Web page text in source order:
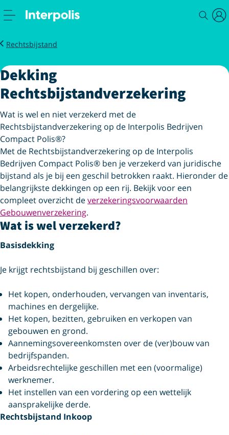
Zakelijk
Verzekeren
BedrijvenCompactPolis
Rechtsbijstand
Dekking
Dekking
Rechtsbijstandverzekering
Wat is wel en niet verzekerd met de
Rechtsbijstandverzekering op de Interpolis Bedrijven
Compact Polis®?
Met de Rechtsbijstandverzekering op de Interpolis
Bedrijven Compact Polis® ben je verzekerd van juridische
bijstand als je bij een geschil betrokken raakt. Hieronder de
belangrijkste dekkingen op een rij. Bekijk voor een
compleet overzicht deverzekeringsvoorwaarden
Gebouwenverzekering.
Wat is wel verzekerd?
Basisdekking
Je krijgt rechtsbijstand bij geschillen over:
Het kopen, onderhouden, vervangen van inventaris,
machines en dergelijke.
Het kopen, bezitten, gebruiken en verkopen van
gebouwen en grond.
Aannemingsovereenkomsten over de (ver)bouw van
bedrijfspanden.
Arbeidsrechtelijke geschillen met een (voormalige)
werknemer.
Het instellen van een vordering op een wettelijk
aansprakelijke derde.
Rechtsbijstand Inkoop